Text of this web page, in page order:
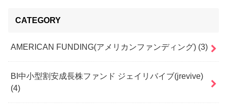
CATEGORY
AMERICAN FUNDING(アメリカンファンディング) (3)
BI中小型割安成長株ファンド ジェイリバイブ(jrevive)
(4)